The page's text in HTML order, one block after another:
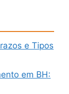
e Tipos
em BH: